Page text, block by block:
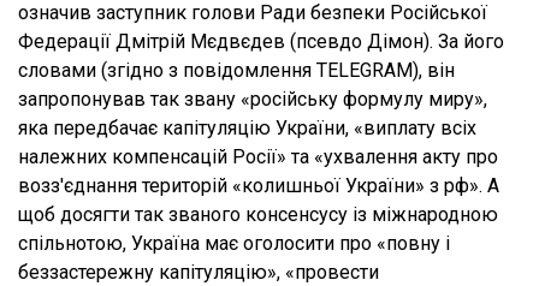
означив заступник голови Ради безпеки Російської
Федерації Дмітрій Мєдвєдев (псевдо Дімон). За його
словами (згідно з повідомлення TELEGRAM), він
запропонував так звану «російську формулу миру»,
яка передбачає капітуляцію України, «виплату всіх
належних компенсацій Росії» та «ухвалення акту про
возз'єднання територій «колишньої України» з рф». А
щоб досягти так званого консенсусу із міжнародною
спільнотою, Україна має оголосити про «повну і
беззастережну капітуляцію», «провести